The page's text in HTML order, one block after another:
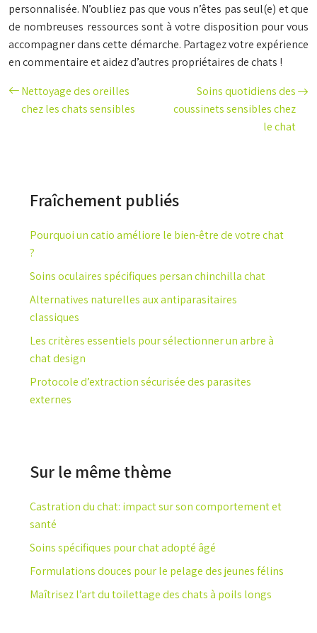
personnalisée. N’oubliez pas que vous n’êtes pas seul(e) et que
de nombreuses ressources sont à votre disposition pour vous
accompagner dans cette démarche. Partagez votre expérience
en commentaire et aidez d’autres propriétaires de chats !
Nettoyage des oreilles
chez les chats sensibles
Soins quotidiens des
coussinets sensibles chez
le chat
Fraîchement publiés
Pourquoi un catio améliore le bien-être de votre chat
?
Soins oculaires spécifiques persan chinchilla chat
Alternatives naturelles aux antiparasitaires
classiques
Les critères essentiels pour sélectionner un arbre à
chat design
Protocole d’extraction sécurisée des parasites
externes
Sur le même thème
Castration du chat: impact sur son comportement et
santé
Soins spécifiques pour chat adopté âgé
Formulations douces pour le pelage des jeunes félins
Maîtrisez l’art du toilettage des chats à poils longs